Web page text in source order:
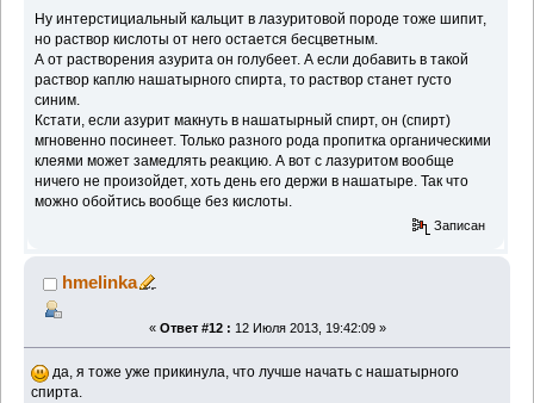
Ну интерстициальный кальцит в лазуритовой породе тоже шипит,
но раствор кислоты от него остается бесцветным.
А от растворения азурита он голубеет. А если добавить в такой
раствор каплю нашатырного спирта, то раствор станет густо
синим.
Кстати, если азурит макнуть в нашатырный спирт, он (спирт)
мгновенно посинеет. Только разного рода пропитка органическими
клеями может замедлять реакцию. А вот с лазуритом вообще
ничего не произойдет, хоть день его держи в нашатыре. Так что
можно обойтись вообще без кислоты.
Записан
hmelinka
« Ответ #12 : 12 Июля 2013, 19:42:09 »
да, я тоже уже прикинула, что лучше начать с нашатырного
спирта.